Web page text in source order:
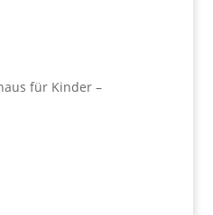
für Kinder –